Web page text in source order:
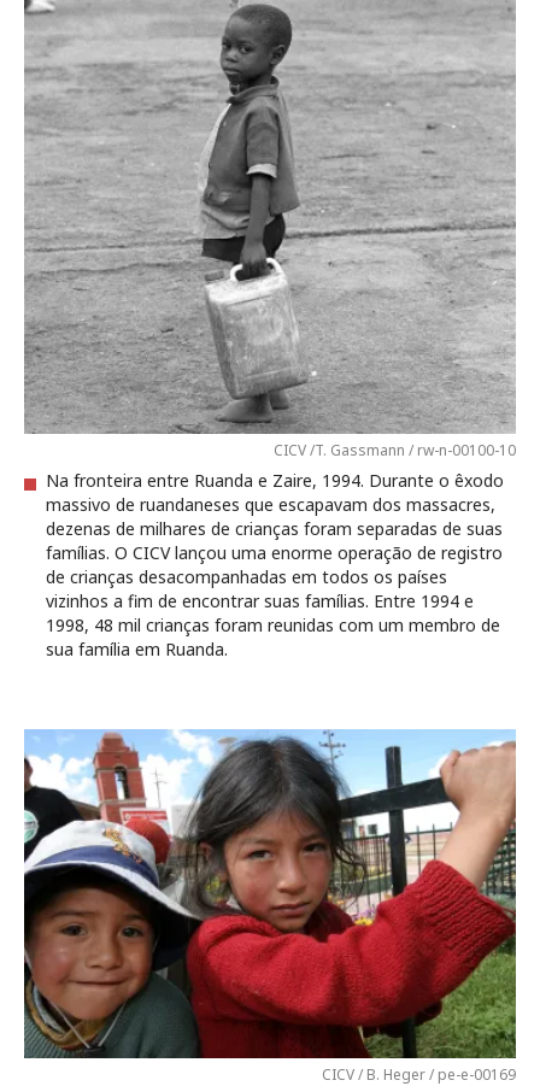
CICV /T. Gassmann / rw-n-00100-10
Na fronteira entre Ruanda e Zaire, 1994. Durante o êxodo
massivo de ruandaneses que escapavam dos massacres,
dezenas de milhares de crianças foram separadas de suas
famílias. O CICV lançou uma enorme operação de registro
de crianças desacompanhadas em todos os países
vizinhos a fim de encontrar suas famílias. Entre 1994 e
1998, 48 mil crianças foram reunidas com um membro de
sua família em Ruanda.
CICV / B. Heger / pe-e-00169